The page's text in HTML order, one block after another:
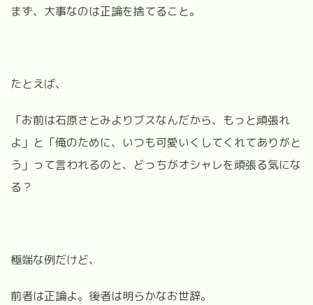
まず、大事なのは正論を捨てること。
たとえば、
「お前は石原さとみよりブスなんだから、もっと頑張れ
よ」と「俺のために、いつも可愛いくしてくれてありがと
う」って言われるのと、どっちがオシャレを頑張る気にな
る？
極端な例だけど、
前者は正論よ。後者は明らかなお世辞。